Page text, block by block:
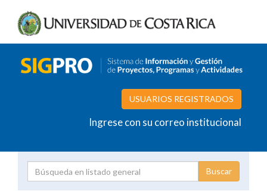
USUARIOS REGISTRADOS
Ingrese con su correo institucional